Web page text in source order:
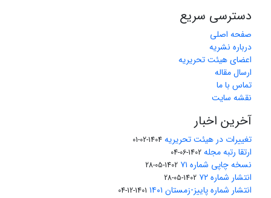
دسترسی سریع
صفحه اصلی
درباره نشریه
اعضای هیئت تحریریه
ارسال مقاله
تماس با ما
نقشه سایت
آخرین اخبار
تغییرات در هیئت تحریریه 1404-02-01
ارتقا رتبه مجله 1402-06-04
نسخه چاپی شماره ۷۱ 1402-05-28
انتشار شماره ۷۲ 1402-05-28
انتشار شماره پاییز-زمستان ۱۴۰۱ 1401-12-04